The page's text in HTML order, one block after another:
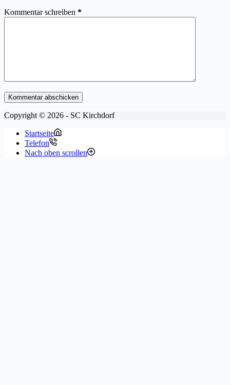
Kommentar schreiben *
Kommentar abschicken
Copyright © 2026 - SC Kirchdorf
Startseite
Telefon
Nach oben scrollen